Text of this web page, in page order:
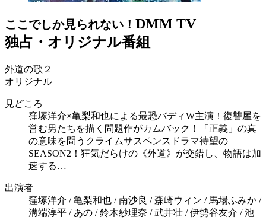
ここでしか見られない！ DMM TV
独占・オリジナル番組
外道の歌２
オリジナル
見どころ
窪塚洋介×亀梨和也による最恐バディW主演！復讐屋を
営む男たちを描く問題作がカムバック！「正義」の真
の意味を問うクライムサスペンスドラマ待望の
SEASON2！狂気だらけの《外道》が交錯し、物語は加
速する…
出演者
窪塚洋介 / 亀梨和也 / 南沙良 / 森崎ウィン / 馬場ふみか /
溝端淳平 / あの / 鈴木紗理奈 / 武井壮 / 伊勢谷友介 / 池